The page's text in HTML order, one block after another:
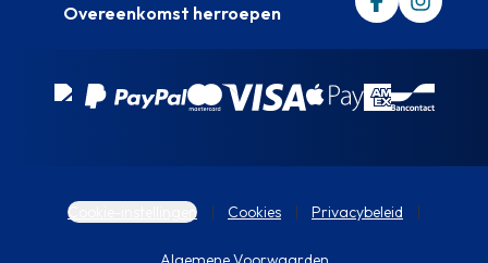
Overeenkomst herroepen
Cookie-instellingen Cookies Privacybeleid